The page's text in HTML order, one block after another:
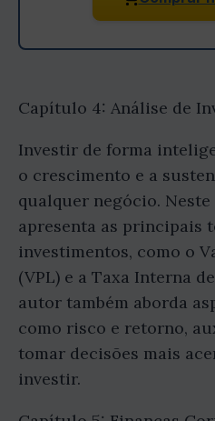
Capítulo 4: Análise de
Investir de forma
o crescimento e a
qualquer negócio.
apresenta as principais
investimentos, como o
(VPL) e a Taxa Interna
autor também aborda
como risco e retorno,
tomar decisões mais
investir.